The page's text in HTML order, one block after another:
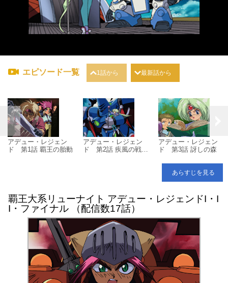
エピソード一覧 1話から 最新話から
アデュー・レジェン
ド 第1話 覇王の胎動
アデュー・レジェン
ド 第2話 疾風の戦士
アデュー・レジェン
ド 第3話 訝しの森
あらすじを見る
覇王大系リューナイト アデュー・レジェンドI・I
I・ファイナル （配信数17話）